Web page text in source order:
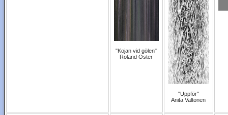
"Kojan vid gölen"
Roland Öster
"Uppför"
Anita Valtonen